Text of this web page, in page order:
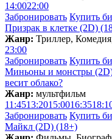
14:0022:00
Забронировать Купить
Призрак в клетке (2D)
Жанр: Триллер,
23:00
Забронировать Купить
Миньоны и монстры (2D)
весит облако?
Жанр: мультфильм
11:4513:2015:0016:35
Забронировать Купить
Майкл (2D) (18+)